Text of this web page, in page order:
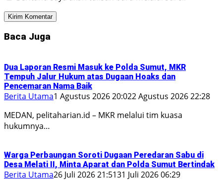
Baca Juga
Dua Laporan Resmi Masuk ke Polda Sumut, MKR
Tempuh Jalur Hukum atas Dugaan Hoaks dan
Pencemaran Nama Baik
Berita Utama1 Agustus 2026 20:022 Agustus 2026 22:28
MEDAN, pelitaharian.id – MKR melalui tim kuasa
hukumnya…
Warga Perbaungan Soroti Dugaan Peredaran Sabu di
Desa Melati II, Minta Aparat dan Polda Sumut Bertindak
Berita Utama26 Juli 2026 21:5131 Juli 2026 06:29